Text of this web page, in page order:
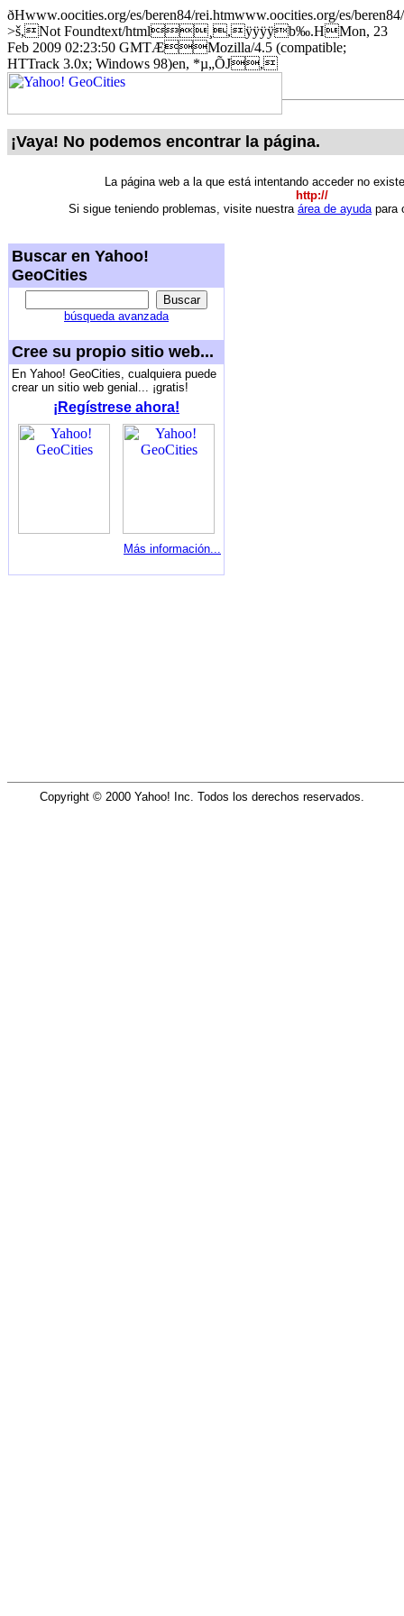
ðHwww.oocities.org/es/beren84/rei.htmwww.oocities.org/es/
>š,Not Foundtext/html¸,ÿÿÿÿb‰.HMon, 23
Feb 2009 02:23:50 GMTÆMozilla/4.5 (compatible;
HTTrack 3.0x; Windows 98)en, *µ„ÕJ,
¡Vaya! No podemos encontrar la página.
La página web a la que está intentando acceder no
http://
Si sigue teniendo problemas, visite nuestra área de ayudapara
Buscar en Yahoo!
GeoCities
búsqueda avanzada
Cree su propio sitio web...
En Yahoo! GeoCities, cualquiera puede
crear un sitio web genial... ¡gratis!
¡Regístrese ahora!
Más información...
Copyright © 2000 Yahoo! Inc. Todos los derechos reservados.